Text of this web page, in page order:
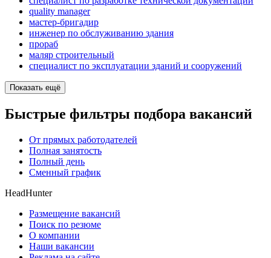
quality manager
мастер-бригадир
инженер по обслуживанию здания
прораб
маляр строительный
специалист по эксплуатации зданий и сооружений
Показать ещё
Быстрые фильтры подбора вакансий
От прямых работодателей
Полная занятость
Полный день
Сменный график
HeadHunter
Размещение вакансий
Поиск по резюме
О компании
Наши вакансии